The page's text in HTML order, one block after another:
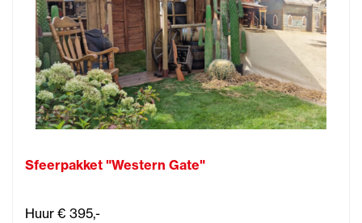
Sfeerpakket "Western Gate"
Huur € 395,-